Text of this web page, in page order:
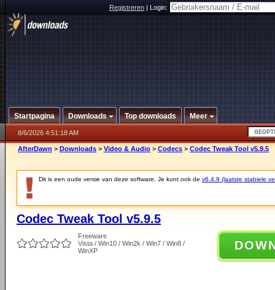
Registreren|Login:
Startpagina Downloads Top downloads Meer
8/6/2026 4:51:18 AM
AfterDawn > Downloads > Video & Audio > Codecs > Codec Tweak Tool v5.9.5
Dit is een oude versie van deze software. Je kunt ook de v6.4.9 (laatste stabiele
Codec Tweak Tool v5.9.5
Freeware
Vista / Win10 / Win2k / Win7 / Win8 /
WinXP